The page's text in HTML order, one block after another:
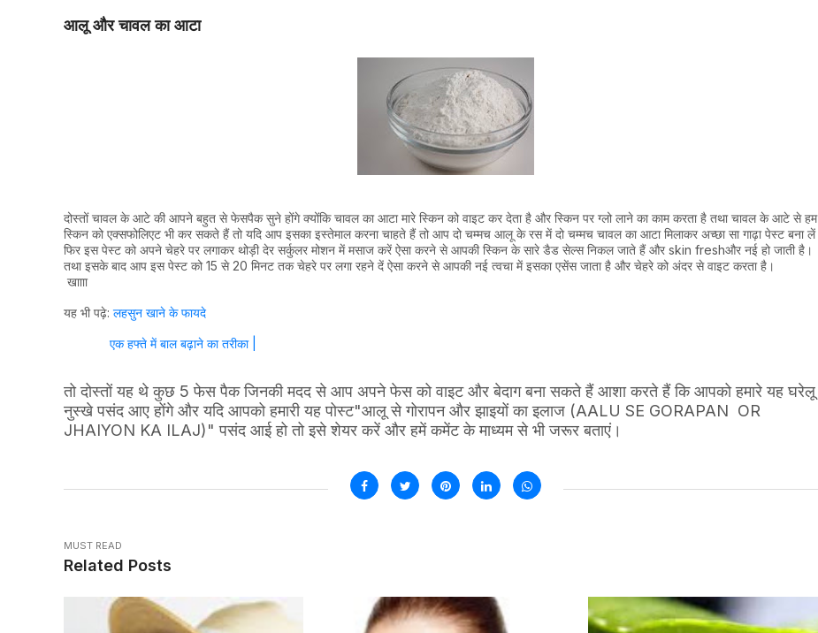
आलू और चावल का आटा
दोस्तों चावल के आटे की आपने बहुत से फेसपैक सुने होंगे क्योंकि चावल का आटा मारे स्किन को वाइट कर देता है और स्किन पर ग्लो लाने का काम करता है तथा चावल के आटे से हम
स्किन को एक्सफोलिएट भी कर सकते हैं तो यदि आप इसका इस्तेमाल करना चाहते हैं तो आप दो चम्मच आलू के रस में दो चम्मच चावल का आटा मिलाकर अच्छा सा गाढ़ा पेस्ट बना लें
फिर इस पेस्ट को अपने चेहरे पर लगाकर थोड़ी देर सर्कुलर मोशन में मसाज करें ऐसा करने से आपकी स्किन के सारे डैड सेल्स निकल जाते हैं और skin freshऔर नई हो जाती है।
तथा इसके बाद आप इस पेस्ट को 15 से 20 मिनट तक चेहरे पर लगा रहने दें ऐसा करने से आपकी नई त्वचा में इसका एसेंस जाता है और चेहरे को अंदर से वाइट करता है।
खाााा
यह भी पढ़े: लहसुन खाने के फायदे
एक हफ्ते में बाल बढ़ाने का तरीका |
तो दोस्तों यह थे कुछ 5 फेस पैक जिनकी मदद से आप अपने फेस को वाइट और बेदाग बना सकते हैं आशा करते हैं कि आपको हमारे यह घरेलू
नुस्खे पसंद आए होंगे और यदि आपको हमारी यह पोस्ट"आलू से गोरापन और झाइयों का इलाज (AALU SE GORAPAN OR
JHAIYON KA ILAJ)" पसंद आई हो तो इसे शेयर करें और हमें कमेंट के माध्यम से भी जरूर बताएं।
MUST READ
Related Posts